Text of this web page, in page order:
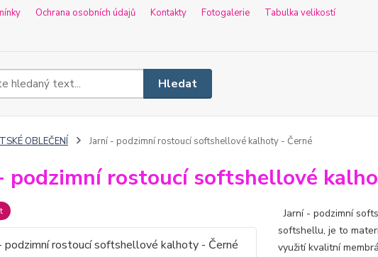
Ochrana osobních údajů Kontakty Fotogalerie
Tabulka velikostí
Hledat
OBLEČENÍ Jarní - podzimní rostoucí softshellové kalhoty - Černé
podzimní rostoucí softshellové
Jarní - podzimní
softshellu, je to
využití kvalitní